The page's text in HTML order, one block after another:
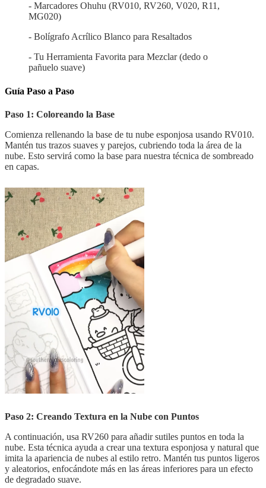
- Marcadores Ohuhu (RV010, RV260, V020, R11,
MG020)
- Bolígrafo Acrílico Blanco para Resaltados
- Tu Herramienta Favorita para Mezclar (dedo o
pañuelo suave)
Guía Paso a Paso
Paso 1: Coloreando la Base
Comienza rellenando la base de tu nube esponjosa usando RV010.
Mantén tus trazos suaves y parejos, cubriendo toda la área de la
nube. Esto servirá como la base para nuestra técnica de sombreado
en capas.
Paso 2: Creando Textura en la Nube con Puntos
A continuación, usa RV260 para añadir sutiles puntos en toda la
nube. Esta técnica ayuda a crear una textura esponjosa y natural que
imita la apariencia de nubes al estilo retro. Mantén tus puntos ligeros
y aleatorios, enfocándote más en las áreas inferiores para un efecto
de degradado suave.